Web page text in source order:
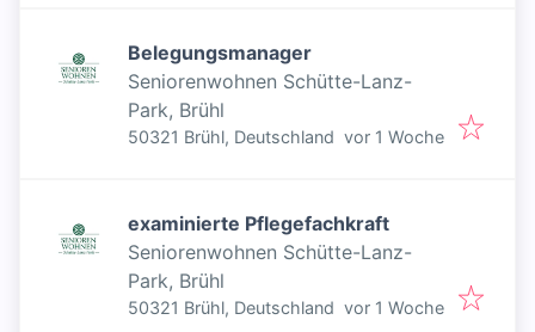
Belegungsmanager
Seniorenwohnen Schütte-Lanz-
Park, Brühl
50321 Brühl, Deutschland Veröffentlicht
vor 1 Woche
examinierte Pflegefachkraft
Seniorenwohnen Schütte-Lanz-
Park, Brühl
50321 Brühl, Deutschland Veröffentlicht
vor 1 Woche